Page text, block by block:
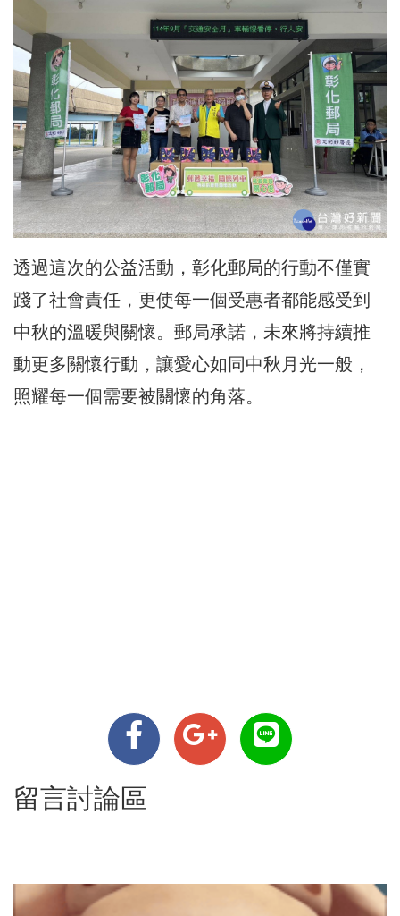
透過這次的公益活動，彰化郵局的行動不僅實
踐了社會責任，更使每一個受惠者都能感受到
中秋的溫暖與關懷。郵局承諾，未來將持續推
動更多關懷行動，讓愛心如同中秋月光一般，
照耀每一個需要被關懷的角落。
留言討論區